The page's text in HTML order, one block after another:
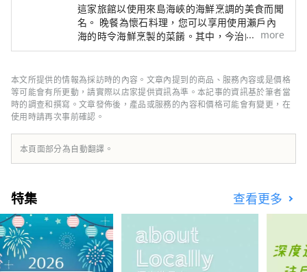
這家旅館以使用來島海峽的海鮮烹調的美食而聞
名。 晚餐為懷石料理，您可以享用使用瀨戶內
海的時令海鮮烹製的菜餚。其中，今治的名產
“爐樂燒”，據說是村上水軍在慶典時吃過的，
當地食材製成的單點菜餚，例如「陶瓷板烤伊予
牛肉」或「炸扇貝牛肉」（需額外付費）。 此
外，在生日和周年紀念日，我們會透過房間裝飾
給客人帶來驚喜，並在晚餐後提供原創甜點盤，
這些都是以“週年紀念旅館”為概念的酒店很受
歡迎的。 湯之浦溫泉是四國首個被環境省指定
more
本文所提供的情報為採訪時的內容。文章內提到的商品、服務內容或是價格
等可能會有所更動，請實際以店家提供資訊為準。本記事的資訊基於筆者當
時的調查和撰寫。文章發佈後，產品或服務的內容和價格可能會有變更，在
使用時請再次事前確認。
本頁面部分為自動翻譯。
特集 查看更多